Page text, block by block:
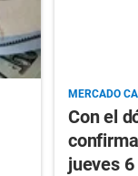
MERCADO
Con el
jueves